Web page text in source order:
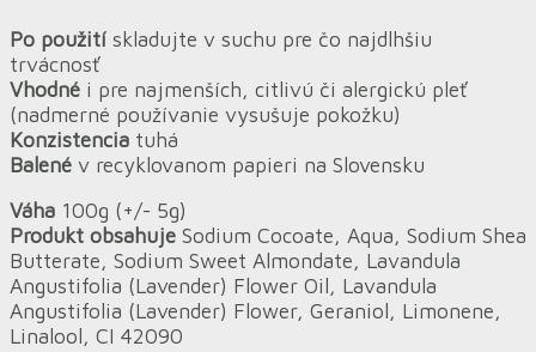
Po použití skladujte v suchu pre čo najdlhšiu
trvácnosť
Vhodné i pre najmenších, citlivú či alergickú pleť
(nadmerné používanie vysušuje pokožku)
Konzistencia tuhá
Balené v recyklovanom papieri na Slovensku
Váha 100g (+/- 5g)
Produkt obsahuje Sodium Cocoate, Aqua, Sodium Shea
Butterate, Sodium Sweet Almondate, Lavandula
Angustifolia (Lavender) Flower Oil, Lavandula
Angustifolia (Lavender) Flower, Geraniol, Limonene,
Linalool, CI 42090